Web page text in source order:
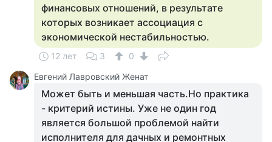
финансовых отношений, в результате
которых возникает ассоциация с
экономической нестабильностью.
12 лет 3
0
Евгений Лавровский Женат
Может быть и меньшая часть.Но практика
- критерий истины. Уже не один год
является большой проблемой найти
исполнителя для дачных и ремонтных